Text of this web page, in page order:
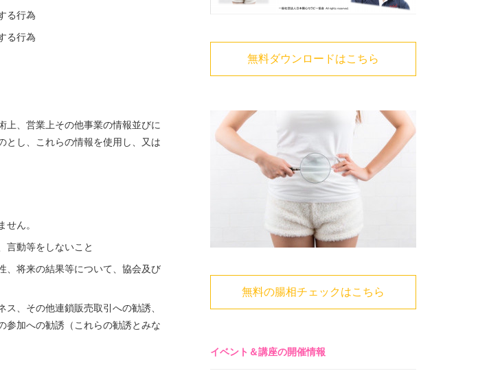
る行為
る行為
上、営業上その他事業の情報並びに
とし、これらの情報を使用し、又は
ん。
言動等をしないこと
、将来の結果等について、協会及び
、その他連鎖販売取引への勧誘、
参加への勧誘（これらの勧誘とみな
無料ダウンロードはこちら
無料の腸相チェックはこちら
イベント＆講座の開催情報